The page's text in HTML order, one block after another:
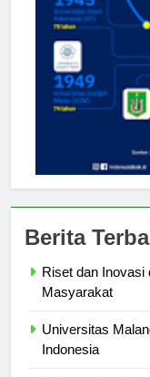
Riset dan Inovasi
Universitas